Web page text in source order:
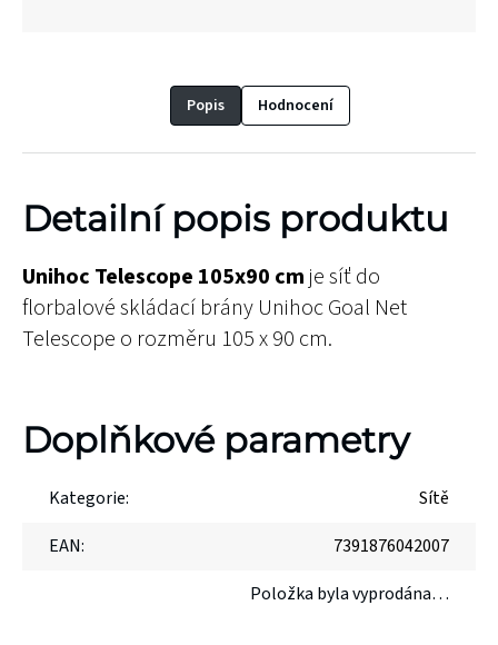
Popis Hodnocení
Detailní popis produktu
Unihoc Telescope 105x90 cm je síť do
florbalové skládací brány Unihoc Goal Net
Telescope o rozměru 105 x 90 cm.
Doplňkové parametry
Kategorie:
Sítě
EAN:
7391876042007
Položka byla vyprodána…